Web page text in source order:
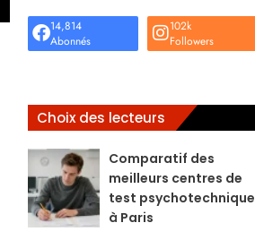
14,814
Abonnés
102k
Followers
Choix des lecteurs
Comparatif des
meilleurs centres de
test psychotechnique
à Paris